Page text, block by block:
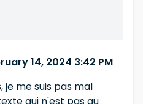
14, 2024 3:42 PM
je me suis pas mal